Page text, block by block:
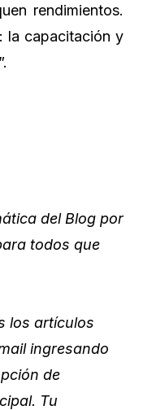
rendimientos.
la capacitación y
del Blog por
todos que
los artículos
ingresando
de
Tu